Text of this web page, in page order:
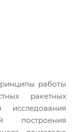
работы
ракетных
исследования
построения